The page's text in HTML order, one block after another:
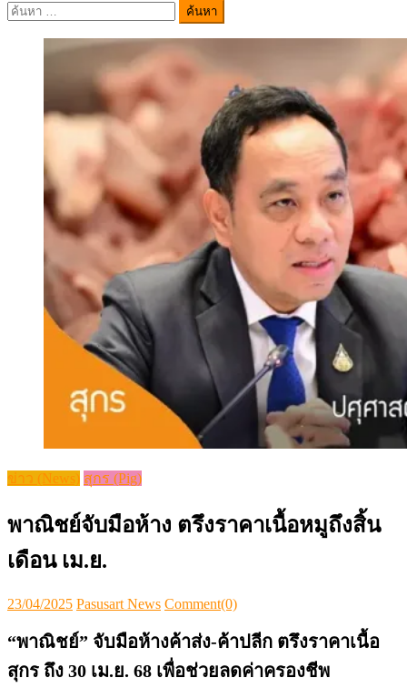
ค้นหา
ข่าว (News) สุกร (Pig)
​พาณิชย์จับมือห้าง ตรึงราคาเนื้อหมูถึงสิ้น
เดือน เม.ย.
Posted
23/04/2025 Author
Pasusart News Comment(0)
“พาณิชย์” จับมือห้างค้าส่ง-ค้าปลีก ตรึงราคาเนื้อ
สุกร ถึง 30 เม.ย. 68 เพื่อช่วยลดค่าครองชีพ